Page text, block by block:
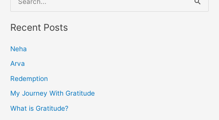
e
a
c
h
f
o
Recent Posts
Neha
Arva
Redemption
My Journey With Gratitude
What is Gratitude?